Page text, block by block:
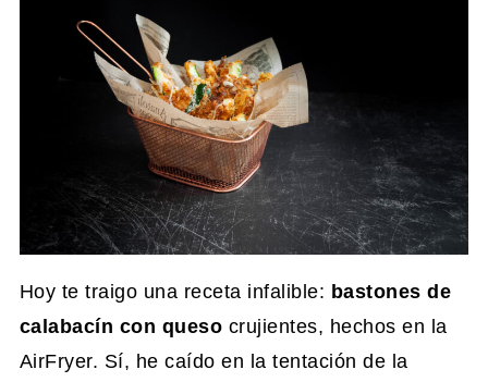
Hoy te traigo una receta infalible: bastones de
calabacín con queso crujientes, hechos en la
AirFryer. Sí, he caído en la tentación de la